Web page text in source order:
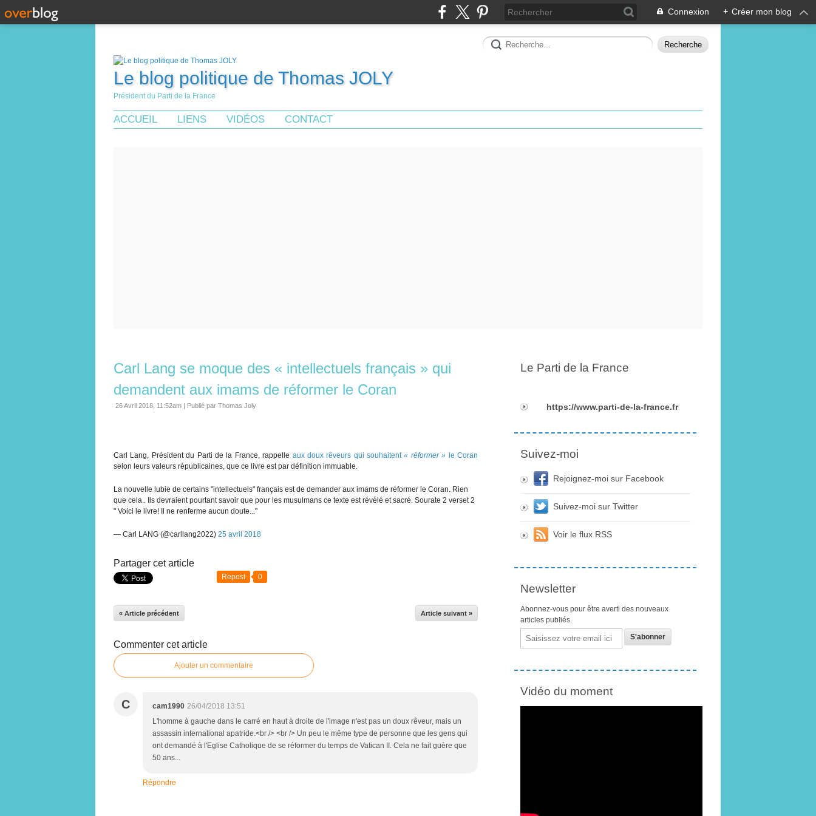
Connexion + Créer mon blog
Le blog politique de Thomas JOLY
Président du Parti de la France
ACCUEIL LIENS VIDÉOS CONTACT
Carl Lang se moque des « intellectuels français » qui
demandent aux imams de réformer le Coran
26 Avril 2018, 11:52am | Publié par Thomas Joly
Carl Lang, Président du Parti de la France, rappelle aux doux rêveurs qui souhaitent« réformer » le Coran
selon leurs valeurs républicaines, que ce livre est par définition immuable.
La nouvelle lubie de certains "intellectuels" français est de demander aux imams de réformer le Coran. Rien
que cela.. Ils devraient pourtant savoir que pour les musulmans ce texte est révélé et sacré. Sourate 2 verset 2
" Voici le livre! Il ne renferme aucun doute..."
— Carl LANG (@carllang2022) 25 avril 2018
Partager cet article
Repost 0
« Article précédent Article suivant »
Commenter cet article
Ajouter un commentaire
C cam1990 26/04/2018 13:51
L'homme à gauche dans le carré en haut à droite de l'image n'est pas un doux rêveur, mais un
assassin international apatride.<br /> <br /> Un peu le même type de personne que les gens qui
ont demandé à l'Eglise Catholique de se réformer du temps de Vatican II. Cela ne fait guère que
50 ans...
Répondre
Le Parti de la France
https://www.parti-de-la-france.fr
Suivez-moi
Rejoignez-moi sur Facebook
Suivez-moi sur Twitter
Voir le flux RSS
Newsletter
Abonnez-vous pour être averti des nouveaux
articles publiés.
Email
Vidéo du moment